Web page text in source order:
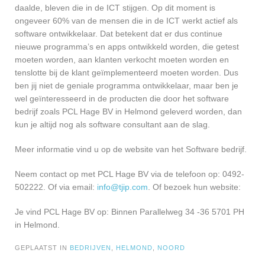
daalde, bleven die in de ICT stijgen. Op dit moment is
ongeveer 60% van de mensen die in de ICT werkt actief als
software ontwikkelaar. Dat betekent dat er dus continue
nieuwe programma’s en apps ontwikkeld worden, die getest
moeten worden, aan klanten verkocht moeten worden en
tenslotte bij de klant geïmplementeerd moeten worden. Dus
ben jij niet de geniale programma ontwikkelaar, maar ben je
wel geïnteresseerd in de producten die door het software
bedrijf zoals PCL Hage BV in Helmond geleverd worden, dan
kun je altijd nog als software consultant aan de slag.
Meer informatie vind u op de website van het Software bedrijf.
Neem contact op met PCL Hage BV via de telefoon op: 0492-
502222. Of via email: info@tjip.com . Of bezoek hun website:
Je vind PCL Hage BV op: Binnen Parallelweg 34 -36 5701 PH
in Helmond.
GEPLAATST IN BEDRIJVEN HELMOND
NOORD